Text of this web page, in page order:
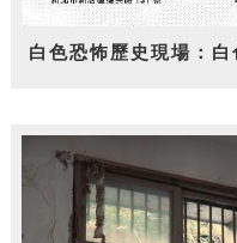
白色恐怖歷史現場：